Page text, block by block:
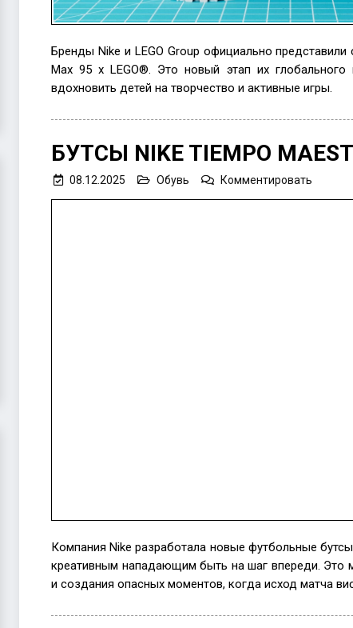
Бренды Nike и LEGO Group официально
Max 95 x LEGO®. Это новый этап их глобального
вдохновить детей на творчество и активные игры.
БУТСЫ NIKE TIEMPO
08.12.2025 Обувь Комментировать
Компания Nike разработала новые футбольные
креативным нападающим быть на шаг впереди. Это
и создания опасных моментов, когда исход матча